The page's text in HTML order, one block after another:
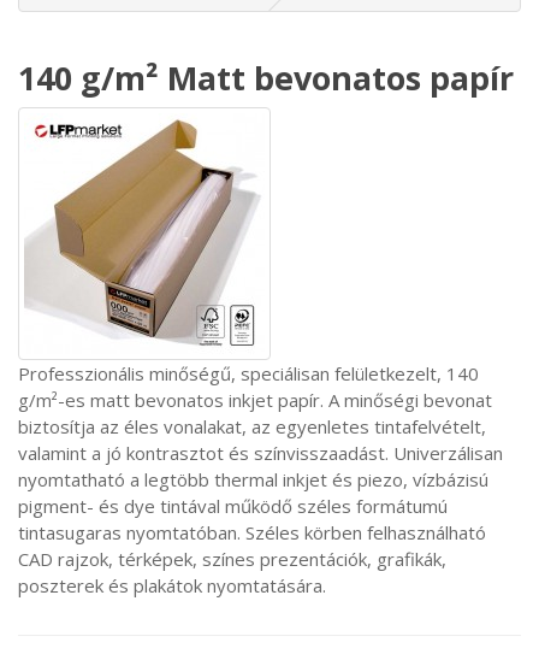
140 g/m² Matt bevonatos papír
Professzionális minőségű, speciálisan felületkezelt, 140
g/m²-es matt bevonatos inkjet papír. A minőségi bevonat
biztosítja az éles vonalakat, az egyenletes tintafelvételt,
valamint a jó kontrasztot és színvisszaadást. Univerzálisan
nyomtatható a legtöbb thermal inkjet és piezo, vízbázisú
pigment- és dye tintával működő széles formátumú
tintasugaras nyomtatóban. Széles körben felhasználható
CAD rajzok, térképek, színes prezentációk, grafikák,
poszterek és plakátok nyomtatására.